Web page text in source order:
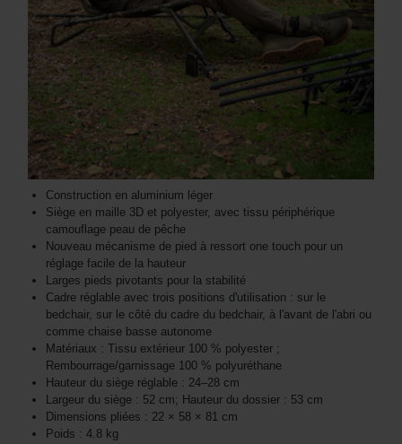
Construction en aluminium léger
Siège en maille 3D et polyester, avec tissu périphérique
camouflage peau de pêche
Nouveau mécanisme de pied à ressort one touch pour un
réglage facile de la hauteur
Larges pieds pivotants pour la stabilité
Cadre réglable avec trois positions d'utilisation : sur le
bedchair, sur le côté du cadre du bedchair, à l'avant de l'abri ou
comme chaise basse autonome
Matériaux : Tissu extérieur 100 % polyester ;
Rembourrage/garnissage 100 % polyuréthane
Hauteur du siège réglable : 24–28 cm
Largeur du siège : 52 cm; Hauteur du dossier : 53 cm
Dimensions pliées : 22 × 58 × 81 cm
Poids : 4.8 kg